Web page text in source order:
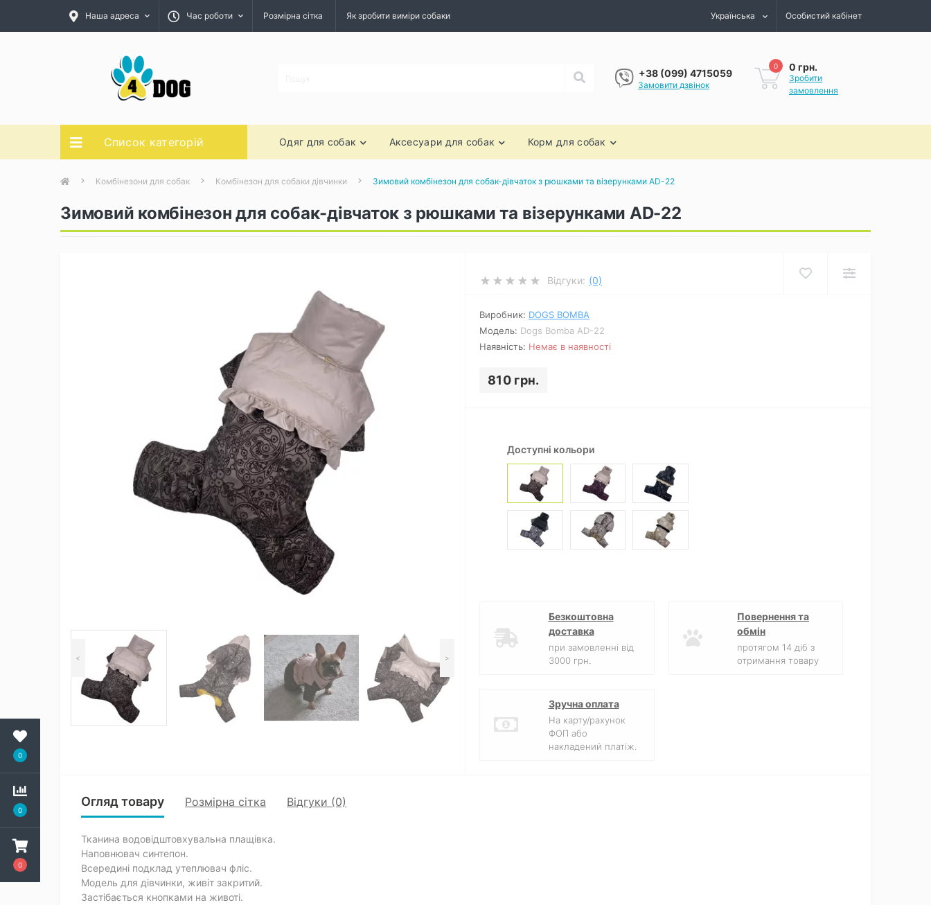
0
0
0
Наша адреса Час роботи Розмірна сітка Як зробити виміри собаки Українська Особистий кабінет
+38 (099) 4715059
Замовити дзвінок
0 0 грн.
Зробити
замовлення
Список категорій Одяг для собак Аксесуари для собак Корм для собак
Комбінезони для собак Комбінезон для собаки дівчинки Зимовий комбінезон для собак-дівчаток з рюшками та візерунками AD-22
Зимовий комбінезон для собак-дівчаток з рюшками та візерунками AD-22
< >
Відгуки: (0)
Виробник: DOGS BOMBA
Модель: Dogs Bomba AD-22
Наявність: Немає в наявності
810 грн.
Доступні кольори
Безкоштовна
доставка
при замовленні від
3000 грн.
Повернення та
обмін
протягом 14 діб з
отримання товару
Зручна оплата
На карту/рахунок
ФОП або
накладений платіж.
Огляд товару Розмірна сітка Відгуки (0)
Тканина водовідштовхувальна плащівка.
Наповнювач синтепон.
Всередині подклад утеплювач фліс.
Модель для дівчинки, живіт закритий.
Застібається кнопками на животі.